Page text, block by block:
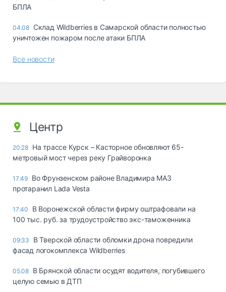
БПЛА
04.08 Склад Wildberries в Самарской области полностью
уничтожен пожаром после атаки БПЛА
Все новости
Центр
20:28 На трассе Курск – Касторное обновляют 65-
метровый мост через реку Грайворонка
17:49 Во Фрунзенском районе Владимира МАЗ
протаранил Lada Vesta
17:40
В Воронежской области фирму оштрафовали на
100 тыс. руб. за трудоустройство экс-таможенника
09:33
В Тверской области обломки дрона повредили
фасад логокомплекса Wildberries
05.08 В Брянской области осудят водителя, погубившего
целую семью в ДТП